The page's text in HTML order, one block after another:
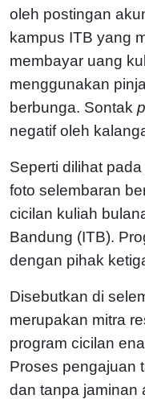
oleh postingan
kampus ITB yang
membayar uang
menggunakan
berbunga. Sontak
negatif oleh
Seperti dilihat pada
foto selembaran
cicilan kuliah
Bandung (ITB).
dengan pihak
Disebutkan di
merupakan mitra
program cicilan
Proses pengajuan
dan tanpa jaminan